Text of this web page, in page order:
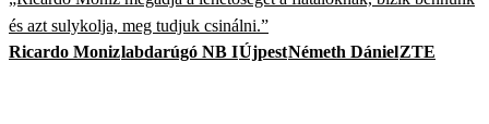
és azt sulykolja, meg tudjuk csinálni.”
Ricardo Monizlabdarúgó NB IÚjpestNémeth DánielZTE